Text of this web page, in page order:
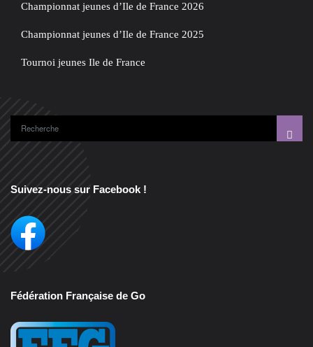
Championnat jeunes d’Ile de France 2026
Championnat jeunes d’Ile de France 2025
Tournoi jeunes Ile de France
Suivez-nous sur Facebook !
Fédération Française de Go